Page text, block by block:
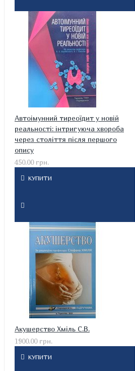
Автоімунний тиреоїдит у новій
реальності: інтригуюча хвороба
через століття після першого
опису
450.00 грн.
КУПИТИ
Акушерство Хміль С.В.
1900.00 грн.
КУПИТИ